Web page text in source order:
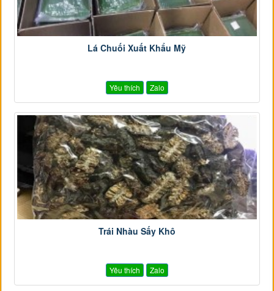
Lá Chuối Xuất Khẩu Mỹ
Yêu thích Zalo
Trái Nhàu Sấy Khô
Yêu thích Zalo